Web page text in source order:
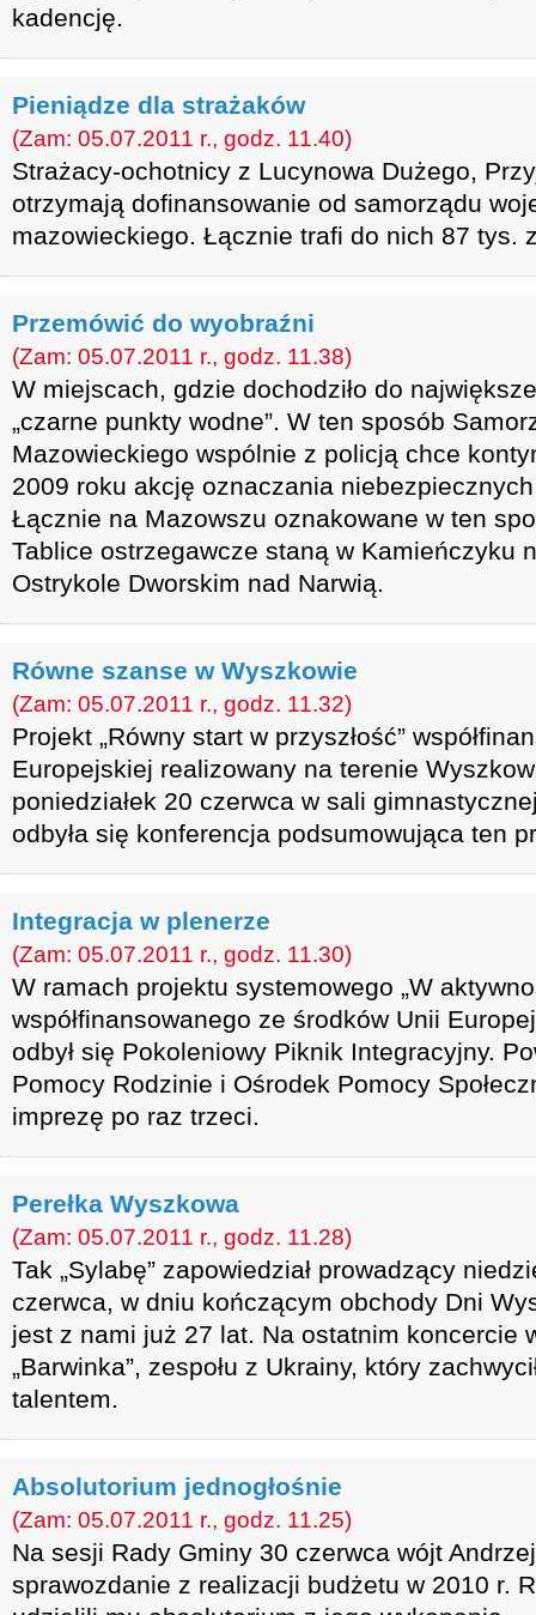
kadencję.
Pieniądze dla strażaków
(Zam: 05.07.2011 r., godz. 11.40)
Strażacy-ochotnicy z Lucynowa Dużego,
otrzymają dofinansowanie od samorządu
mazowieckiego. Łącznie trafi do nich 87 tys.
Przemówić do wyobraźni
(Zam: 05.07.2011 r., godz. 11.38)
W miejscach, gdzie dochodziło do
„czarne punkty wodne”. W ten sposób
Mazowieckiego wspólnie z policją chce
2009 roku akcję oznaczania
Łącznie na Mazowszu oznakowane w ten
Tablice ostrzegawcze staną w Kamieńczyku
Ostrykole Dworskim nad Narwią.
Równe szanse w Wyszkowie
(Zam: 05.07.2011 r., godz. 11.32)
Projekt „Równy start w przyszłość”
Europejskiej realizowany na terenie
poniedziałek 20 czerwca w sali
odbyła się konferencja podsumowująca ten
Integracja w plenerze
(Zam: 05.07.2011 r., godz. 11.30)
W ramach projektu systemowego „W
współfinansowanego ze środków Unii
odbył się Pokoleniowy Piknik Integracyjny.
Pomocy Rodzinie i Ośrodek Pomocy
imprezę po raz trzeci.
Perełka Wyszkowa
(Zam: 05.07.2011 r., godz. 11.28)
Tak „Sylabę” zapowiedział prowadzący
czerwca, w dniu kończącym obchody Dni
jest z nami już 27 lat. Na ostatnim koncercie
„Barwinka”, zespołu z Ukrainy, który
talentem.
Absolutorium jednogłośnie
(Zam: 05.07.2011 r., godz. 11.25)
Na sesji Rady Gminy 30 czerwca wójt
sprawozdanie z realizacji budżetu w 2010 r.